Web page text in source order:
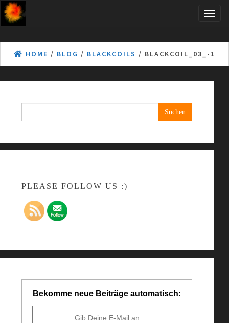
Skip
to
content
Toggle
HOME / BLOG / BLACKCOILS / BLACKCOIL_03_-1
nach:
PLEASE FOLLOW US :)
Bekomme neue Beiträge automatisch: